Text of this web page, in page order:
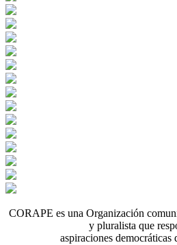
CORAPE es una Organización
y pluralista que
aspiraciones democráticas